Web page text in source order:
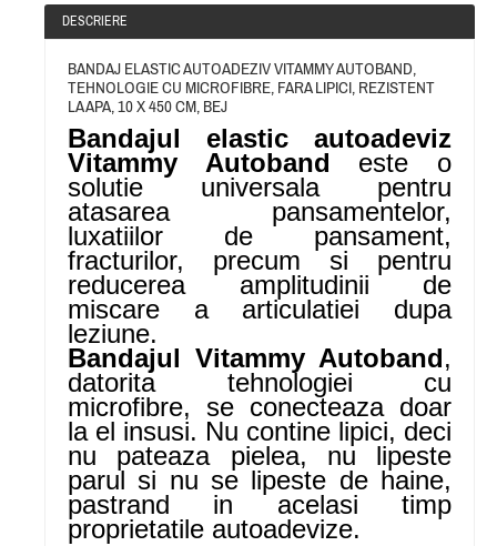
DESCRIERE
BANDAJ ELASTIC AUTOADEZIV VITAMMY AUTOBAND,
TEHNOLOGIE CU MICROFIBRE, FARA LIPICI, REZISTENT
LA APA, 10 X 450 CM, BEJ
Bandajul elastic autoadeviz
Vitammy Autoband este o
solutie universala pentru
atasarea pansamentelor,
luxatiilor de pansament,
fracturilor, precum si pentru
reducerea amplitudinii de
miscare a articulatiei dupa
leziune.
Bandajul Vitammy Autoband,
datorita tehnologiei cu
microfibre, se conecteaza doar
la el insusi. Nu contine lipici, deci
nu pateaza pielea, nu lipeste
parul si nu se lipeste de haine,
pastrand in acelasi timp
proprietatile autoadevize.